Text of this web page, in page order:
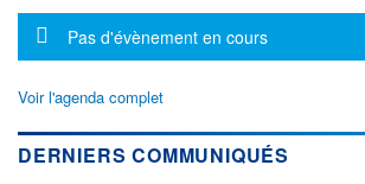
Message d'information
Pas d'évènement en cours
Voir l'agenda complet
DERNIERS COMMUNIQUÉS